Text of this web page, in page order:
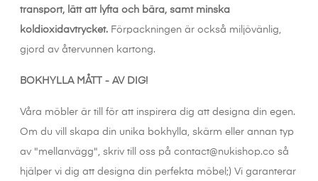
transport, lätt att lyfta och bära, samt minska
koldioxidavtrycket. Förpackningen är också miljövänlig,
gjord av återvunnen kartong.
BOKHYLLA MÅTT - AV DIG!
Våra möbler är till för att inspirera dig att designa din egen.
Om du vill skapa din unika bokhylla, skärm eller annan typ
av "mellanvägg", skriv till oss på contact@nukishop.co så
hjälper vi dig att designa din perfekta möbel;) Vi garanterar